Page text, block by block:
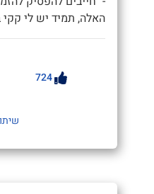
האלה, תמיד יש לי קקי
724